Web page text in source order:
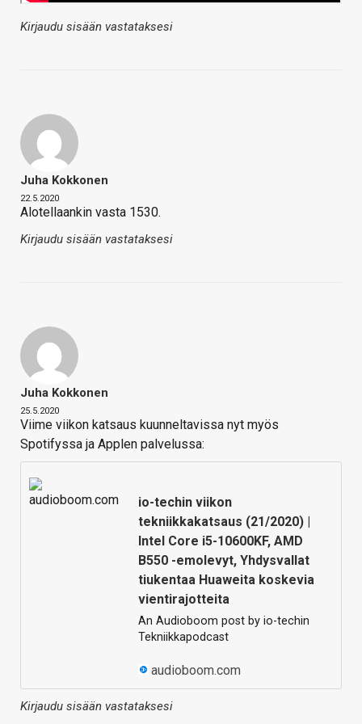
Kirjaudu sisään vastataksesi
Juha Kokkonen
22.5.2020
Alotellaankin vasta 1530.
Kirjaudu sisään vastataksesi
Juha Kokkonen
25.5.2020
Viime viikon katsaus kuunneltavissa nyt myös
Spotifyssa ja Applen palvelussa:
io-techin viikon
tekniikkakatsaus (21/2020) |
Intel Core i5-10600KF, AMD
B550 -emolevyt, Yhdysvallat
tiukentaa Huaweita koskevia
vientirajotteita
An Audioboom post by io-techin
Tekniikkapodcast
audioboom.com
Kirjaudu sisään vastataksesi